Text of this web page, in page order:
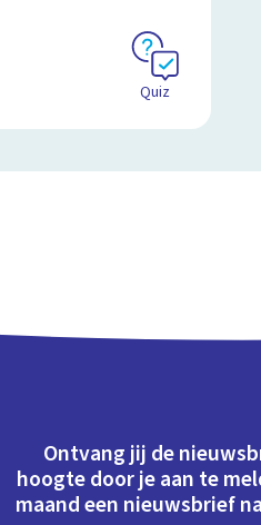
Quiz
Ontvang jij de
hoogte door je aan te
maand een nieuwsbrief